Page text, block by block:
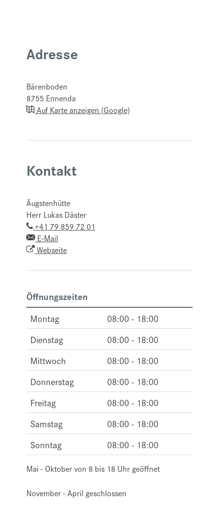
Adresse
Bärenboden
8755 Ennenda
Auf Karte anzeigen (Google)
Kontakt
Äugstenhütte
Herr Lukas Däster
+41 79 859 72 01
E-Mail
Webseite
Öffnungszeiten
Montag
08:00 - 18:00
Dienstag
08:00 - 18:00
Mittwoch
08:00 - 18:00
Donnerstag
08:00 - 18:00
Freitag
08:00 - 18:00
Samstag
08:00 - 18:00
Sonntag
08:00 - 18:00
Mai - Oktober von 8 bis 18 Uhr geöffnet
November - April geschlossen